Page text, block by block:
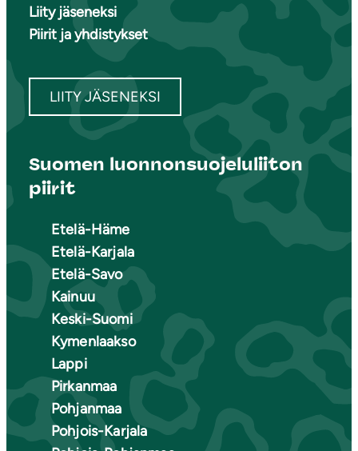
Liity jäseneksi
Piirit ja yhdistykset
LIITY JÄSENEKSI
Suomen luonnonsuojeluliiton
piirit
Etelä-Häme
Etelä-Karjala
Etelä-Savo
Kainuu
Keski-Suomi
Kymenlaakso
Lappi
Pirkanmaa
Pohjanmaa
Pohjois-Karjala